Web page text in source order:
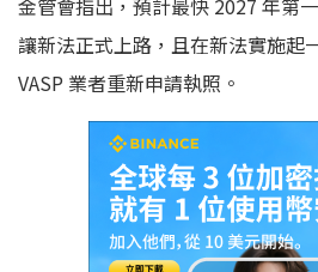
讓新法正式上路，且在新法實施起
VASP 業者重新申請執照。